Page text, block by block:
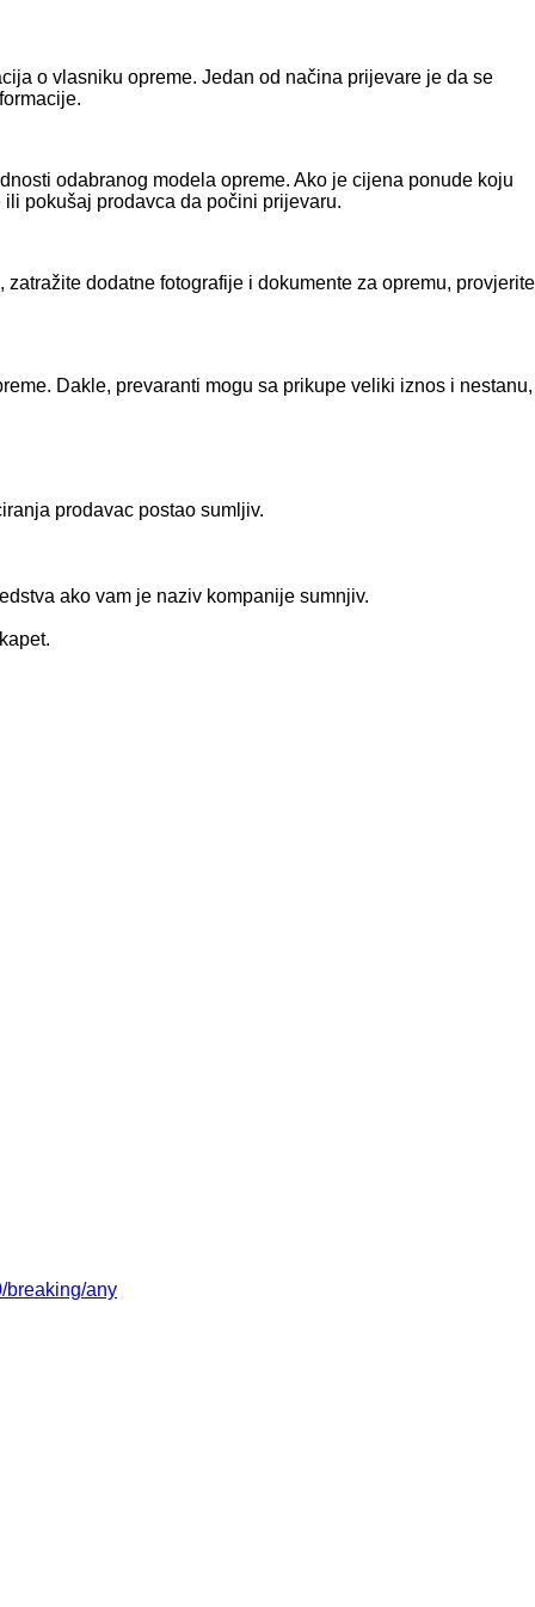
o vlasniku opreme. Jedan od načina prijevare je da se
odabranog modela opreme. Ako je cijena ponude koju
pokušaj prodavca da počini prijevaru.
dodatne fotografije i dokumente za opremu, provjerite
Dakle, prevaranti mogu sa prikupe veliki iznos i nestanu,
prodavac postao sumljiv.
ako vam je naziv kompanije sumnjiv.
breaking/any